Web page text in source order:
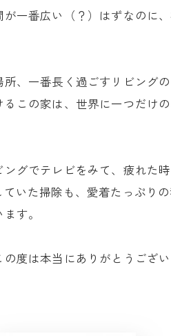
一番広い（？）はずなのに
、一番長く過ごすリビング
この家は、世界に一つだけ
グでテレビをみて、疲れた
いた掃除も、愛着たっぷり
す。
度は本当にありがとうござ